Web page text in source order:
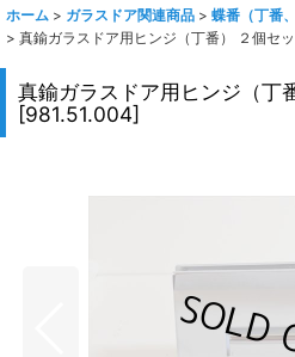
ホーム > ガラスドア関連商品 > 蝶番（丁番
> 真鍮ガラスドア用ヒンジ（丁番） ２個セッ
真鍮ガラスドア用ヒンジ（丁
[981.51.004]